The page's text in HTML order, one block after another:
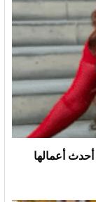
أعمالها